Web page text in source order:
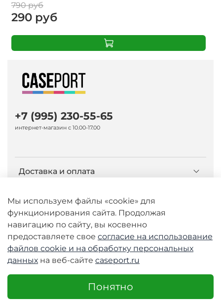
790 руб
290 руб
Доставка и оплата
О компании Caseport
Бренд Nillkin
+7 (995) 230-55-65
интернет-магазин с 10.00-17.00
© 2026 Любое использование контента без
письменного разрешения запрещено
Мы используем файлы «cookie» для
функционирования сайта. Продолжая
навигацию по сайту, вы косвенно
предоставляете свое согласие на использование
файлов cookie и на обработку персональных
данных на веб-сайте caseport.ru
Понятно